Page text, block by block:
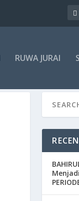
RUWA JURAI